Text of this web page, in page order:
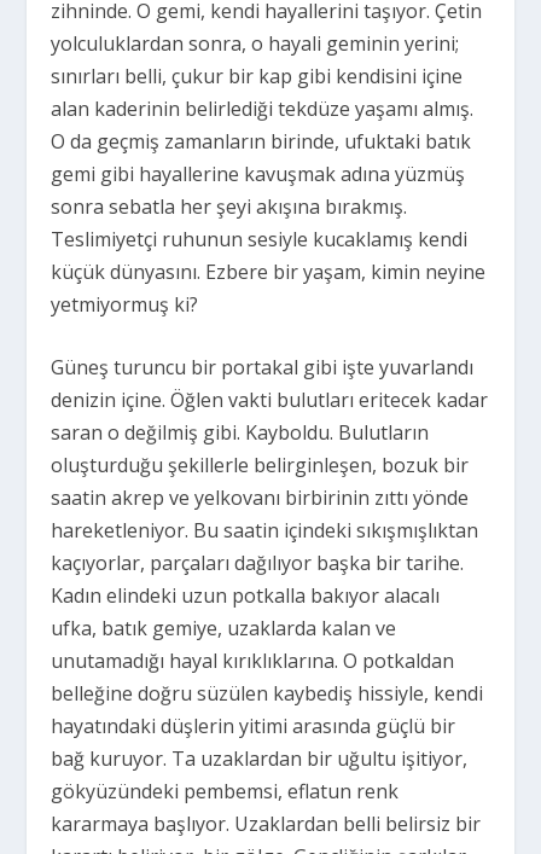
zihninde. O gemi, kendi hayallerini taşıyor. Çetin
yolculuklardan sonra, o hayali geminin yerini;
sınırları belli, çukur bir kap gibi kendisini içine
alan kaderinin belirlediği tekdüze yaşamı almış.
O da geçmiş zamanların birinde, ufuktaki batık
gemi gibi hayallerine kavuşmak adına yüzmüş
sonra sebatla her şeyi akışına bırakmış.
Teslimiyetçi ruhunun sesiyle kucaklamış kendi
küçük dünyasını. Ezbere bir yaşam, kimin neyine
yetmiyormuş ki?
Güneş turuncu bir portakal gibi işte yuvarlandı
denizin içine. Öğlen vakti bulutları eritecek kadar
saran o değilmiş gibi. Kayboldu. Bulutların
oluşturduğu şekillerle belirginleşen, bozuk bir
saatin akrep ve yelkovanı birbirinin zıttı yönde
hareketleniyor. Bu saatin içindeki sıkışmışlıktan
kaçıyorlar, parçaları dağılıyor başka bir tarihe.
Kadın elindeki uzun potkalla bakıyor alacalı
ufka, batık gemiye, uzaklarda kalan ve
unutamadığı hayal kırıklıklarına. O potkaldan
belleğine doğru süzülen kaybediş hissiyle, kendi
hayatındaki düşlerin yitimi arasında güçlü bir
bağ kuruyor. Ta uzaklardan bir uğultu işitiyor,
gökyüzündeki pembemsi, eflatun renk
kararmaya başlıyor. Uzaklardan belli belirsiz bir